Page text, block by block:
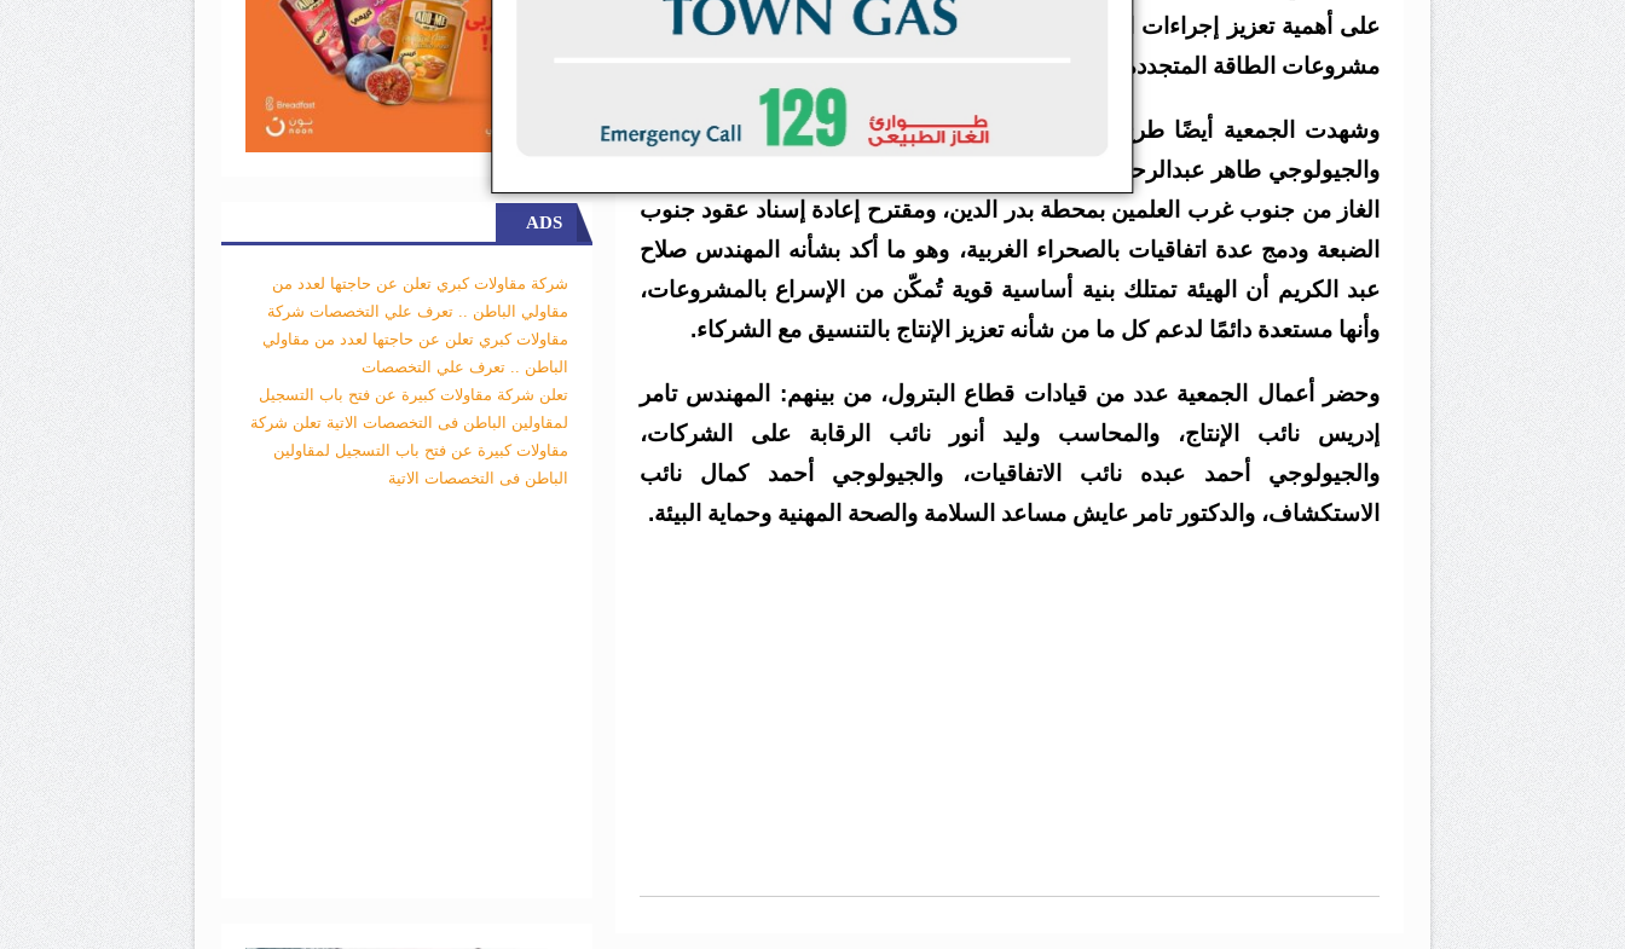
على أهمية تعزيز إجراءات السلامة والصحة المهنية وحماية البيئة، وداعيًا لتضمين
مشروعات الطاقة المتجددة ضمن خطط الاستثمار المستقبلية.
وشهدت الجمعية أيضًا طرح الدكتور عبدالخالق قدورة رئيس الشركة التونسية
والجيولوجي طاهر عبدالرحيم المدير العام، للتحديات الخاصة بتنفيذ مشروع ربط
الغاز من جنوب غرب العلمين بمحطة بدر الدين، ومقترح إعادة إسناد عقود جنوب
الضبعة ودمج عدة اتفاقيات بالصحراء الغربية، وهو ما أكد بشأنه المهندس صلاح
عبد الكريم أن الهيئة تمتلك بنية أساسية قوية تُمكّن من الإسراع بالمشروعات،
وأنها مستعدة دائمًا لدعم كل ما من شأنه تعزيز الإنتاج بالتنسيق مع الشركاء.
وحضر أعمال الجمعية عدد من قيادات قطاع البترول، من بينهم: المهندس تامر
إدريس نائب الإنتاج، والمحاسب وليد أنور نائب الرقابة على الشركات،
والجيولوجي أحمد عبده نائب الاتفاقيات، والجيولوجي أحمد كمال نائب
الاستكشاف، والدكتور تامر عايش مساعد السلامة والصحة المهنية وحماية البيئة.
ADS
شركة مقاولات كبري تعلن عن حاجتها لعدد من
مقاولي الباطن .. تعرف علي التخصصات شركة
مقاولات كبري تعلن عن حاجتها لعدد من مقاولي
الباطن .. تعرف علي التخصصات
تعلن شركة مقاولات كبيرة عن فتح باب التسجيل
لمقاولين الباطن فى التخصصات الاتية تعلن شركة
مقاولات كبيرة عن فتح باب التسجيل لمقاولين
الباطن فى التخصصات الاتية